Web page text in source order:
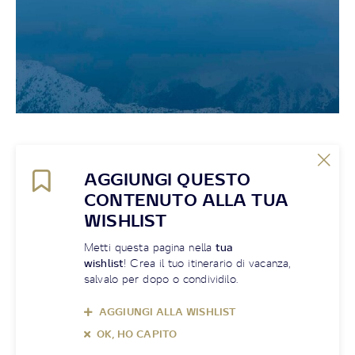
AGGIUNGI QUESTO
CONTENUTO ALLA TUA
WISHLIST
Metti questa pagina nellatua
wishlist! Crea il tuo itinerario di vacanza,
salvalo per dopo o condividilo.
AGGIUNGI ALLA WISHLIST
OK, HO CAPITO